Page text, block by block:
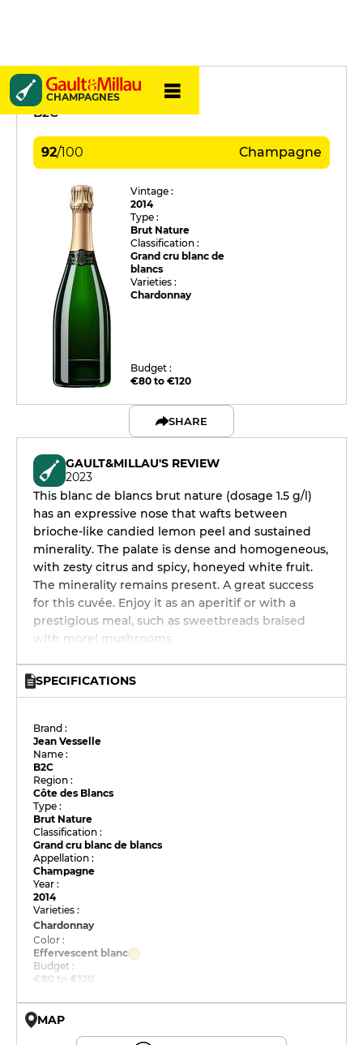
CHAMPAGNES
Jean Vesselle
B2C
92/100 Champagne
Vintage :
2014
Type :
Brut Nature
Classification :
Grand cru blanc de
blancs
Varieties :
Chardonnay
Budget :
€80 to €120
SHARE
GAULT&MILLAU'S REVIEW
2023
This blanc de blancs brut nature (dosage 1.5 g/l)
has an expressive nose that wafts between
brioche-like candied lemon peel and sustained
minerality. The palate is dense and homogeneous,
with zesty citrus and spicy, honeyed white fruit.
The minerality remains present. A great success
for this cuvée. Enjoy it as an aperitif or with a
prestigious meal, such as sweetbreads braised
with morel mushrooms.
SPECIFICATIONS
Brand :
Jean Vesselle
Name :
B2C
Region :
Côte des Blancs
Type :
Brut Nature
Classification :
Grand cru blanc de blancs
Appellation :
Champagne
Year :
2014
Varieties :
Chardonnay
Color :
Effervescent blanc
Budget :
€80 to €120
MAP